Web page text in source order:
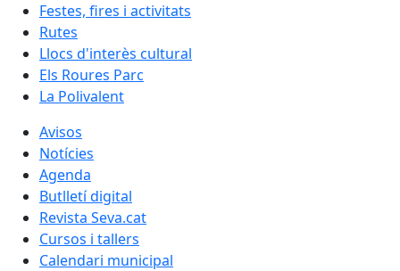
Festes, fires i activitats
Rutes
Llocs d'interès cultural
Els Roures Parc
La Polivalent
Avisos
Notícies
Agenda
Butlletí digital
Revista Seva.cat
Cursos i tallers
Calendari municipal